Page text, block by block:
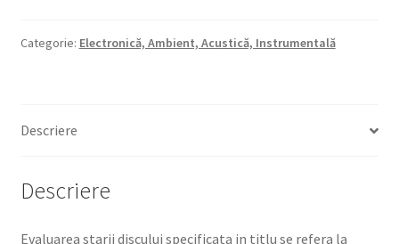
Categorie: Electronică, Ambient, Acustică, Instrumentală
Descriere
Descriere
Evaluarea starii discului specificata in titlu se refera la